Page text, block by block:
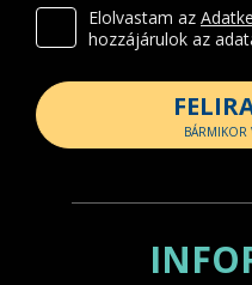
Elolvastam az
hozzájárulok az
BÁRMIKOR